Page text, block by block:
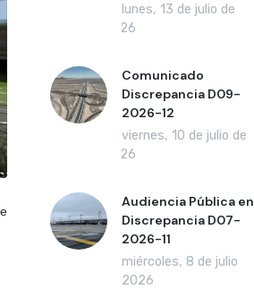
lunes, 13 de julio de
2026
Comunicado
Discrepancia D09-
2026-12
viernes, 10 de julio de
2026
Audiencia Pública en
Discrepancia D07-
2026-11
miércoles, 8 de julio
de 2026